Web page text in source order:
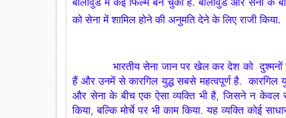
को सेना में शामिल होने की अनुमति देने के लिए राजी किया.
भारतीय सेना जान पर खेल कर देश को
हैं और उनमें से कारगिल युद्ध सबसे महत्वपूर्ण है. कारगिल
और सेना के बीच एक ऐसा व्यक्ति भी है, जिसने न केवल
किया, बल्कि मोर्चे पर भी काम किया. यह व्यक्ति कोई